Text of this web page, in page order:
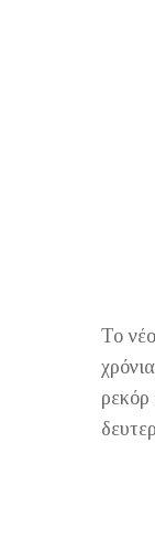
Το
ρεκόρ